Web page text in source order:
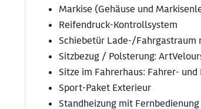
Markise (Gehäuse und
Reifendruck-Kontrollsystem
Schiebetür Lade-/
Sitzbezug / Polsterung:
Sitze im Fahrerhaus: Fahrer-
Sport-Paket Exterieur
Standheizung mit